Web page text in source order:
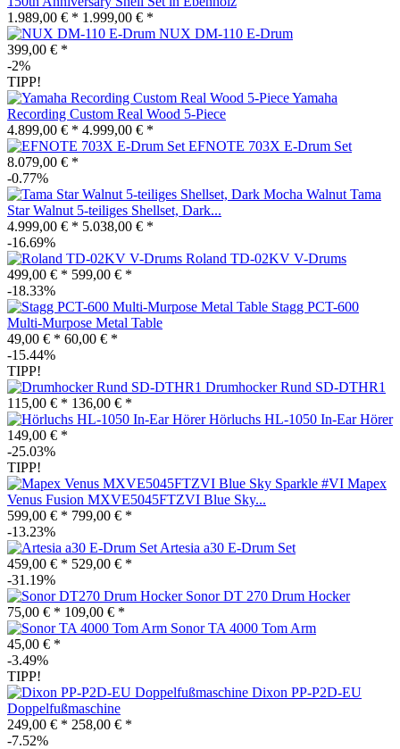
1.989,00 € * 1.999,00 € *
NUX DM-110 E-Drum
399,00 € *
-2%
TIPP!
Yamaha
Recording Custom Real Wood 5-Piece
4.899,00 € * 4.999,00 € *
EFNOTE 703X E-Drum Set
8.079,00 € *
-0.77%
Tama
Star Walnut 5-teiliges Shellset, Dark...
4.999,00 € * 5.038,00 € *
-16.69%
Roland TD-02KV V-Drums
499,00 € * 599,00 € *
-18.33%
Stagg PCT-600
Multi-Murpose Metal Table
49,00 € * 60,00 € *
-15.44%
TIPP!
Drumhocker Rund SD-DTHR1
115,00 € * 136,00 € *
Hörluchs HL-1050 In-Ear Hörer
149,00 € *
-25.03%
TIPP!
Mapex
Venus Fusion MXVE5045FTZVI Blue Sky...
599,00 € * 799,00 € *
-13.23%
Artesia a30 E-Drum Set
459,00 € * 529,00 € *
-31.19%
Sonor DT 270 Drum Hocker
75,00 € * 109,00 € *
Sonor TA 4000 Tom Arm
45,00 € *
-3.49%
TIPP!
Dixon PP-P2D-EU
Doppelfußmaschine
249,00 € * 258,00 € *
-7.52%